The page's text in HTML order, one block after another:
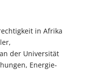
in Afrika
der Universität
Energie-